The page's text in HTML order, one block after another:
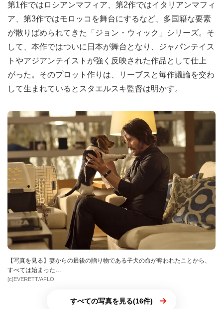
第1作ではロシアンマフィア、第2作ではイタリアンマフィ
ア、第3作ではモロッコを舞台にするなど、多国籍な要素
が散りばめられてきた「ジョン・ウィック」シリーズ。そ
して、本作ではついに日本が舞台となり、ジャパンテイス
トやアジアンテイストが強く反映された作品として仕上
がった。そのプロット作りは、リーブスと毎作議論を交わ
して生まれているとスタエルスキ監督は明かす。
【写真を見る】妻からの最後の贈り物である子犬の命が奪われたことから、
すべては始まった…
[c]EVERETT/AFLO
すべての写真を見る(16件)